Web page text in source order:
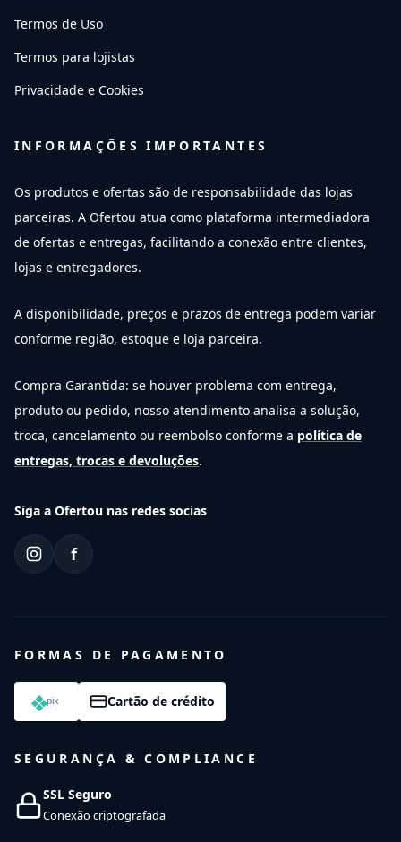
Termos de Uso
Termos para lojistas
Privacidade e Cookies
INFORMAÇÕES IMPORTANTES
Os produtos e ofertas são de responsabilidade das lojas
parceiras. A Ofertou atua como plataforma intermediadora
de ofertas e entregas, facilitando a conexão entre clientes,
lojas e entregadores.
A disponibilidade, preços e prazos de entrega podem variar
conforme região, estoque e loja parceira.
Compra Garantida: se houver problema com entrega,
produto ou pedido, nosso atendimento analisa a solução,
troca, cancelamento ou reembolso conforme a política de
entregas, trocas e devoluções.
Siga a Ofertou nas redes socias
f
FORMAS DE PAGAMENTO
Cartão de crédito
SEGURANÇA & COMPLIANCE
SSL Seguro
Conexão criptografada